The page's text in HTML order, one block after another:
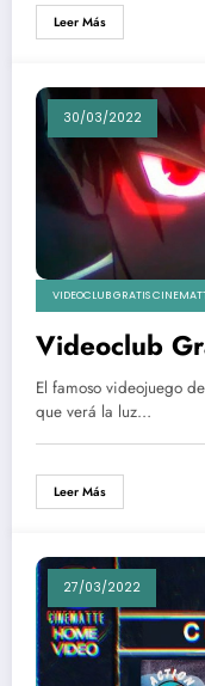
Leer Más
30/03/2022
VIDEOCLUB GRATIS
Videoclub
El famoso videojuego
que verá la luz…
Leer Más
27/03/2022